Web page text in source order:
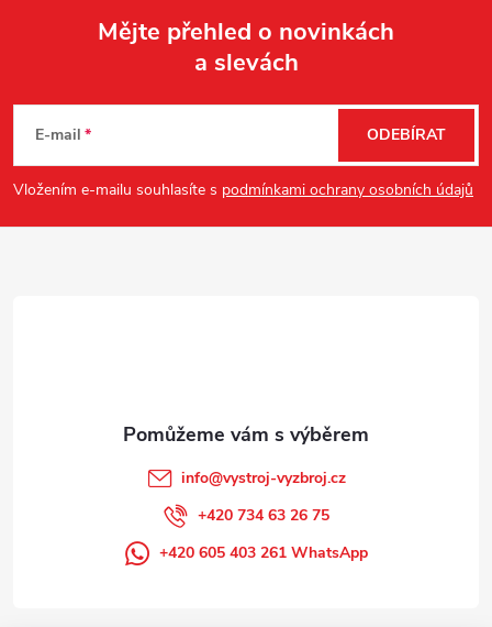
p
a
Mějte přehled o novinkách
a slevách
E-mail
Vložením e-mailu souhlasíte s podmínkami ochrany osobních údajů
ODEBÍRAT
info@vystroj-vyzbroj.cz
+420 734 63 26 75
+420 605 403 261 WhatsApp